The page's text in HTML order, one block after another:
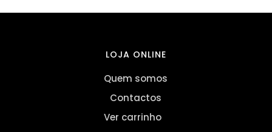
LOJA ONLINE
Quem somos
Contactos
Ver carrinho